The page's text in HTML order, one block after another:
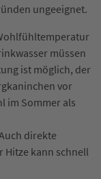
ungeeignet.
müssen
ist möglich, der
vor
im Sommer als
direkte
kann schnell